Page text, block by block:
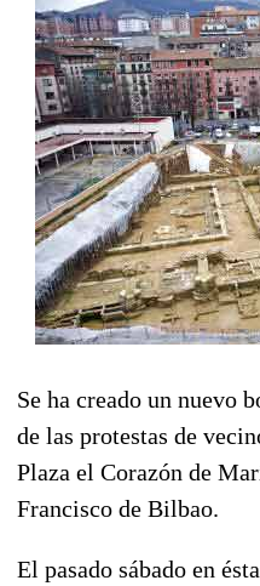
Se ha creado un nuevo
de las protestas de
Plaza el Corazón de
Francisco de Bilbao.
El pasado sábado en